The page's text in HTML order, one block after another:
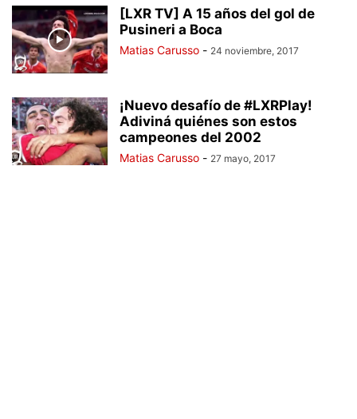
[LXR TV] A 15 años del gol de
Pusineri a Boca
Matias Carusso - 24 noviembre, 2017
¡Nuevo desafío de #LXRPlay!
Adiviná quiénes son estos
campeones del 2002
Matias Carusso - 27 mayo, 2017